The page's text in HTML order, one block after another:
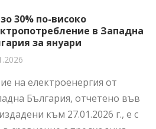
30% по-високо
в Западна
за януари
на електроенергия от
България, отчетено във
към 27.01.2026 г., е с